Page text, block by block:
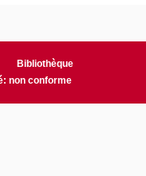
Bibliothèque
non conforme